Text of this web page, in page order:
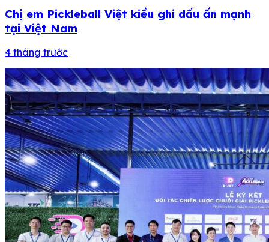
Chị em Pickleball Việt kiều ghi dấu ấn mạnh
tại Việt Nam
4 tháng trước